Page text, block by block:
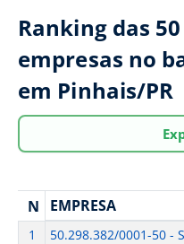
Ranking das
empresas no
em Pinhais/PR
N EMPRESA
1
50.298.382/0001-50 -